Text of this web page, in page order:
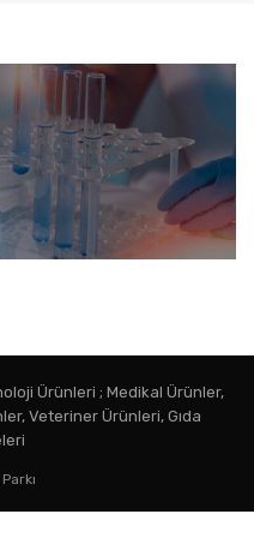
Ürünleri ; Medikal Ürünler,
Veteriner Ürünleri, Gıda